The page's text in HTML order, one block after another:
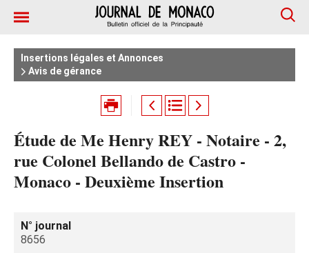
Insertions légales et Annonces
Avis de gérance
Étude de Me Henry REY - Notaire - 2,
rue Colonel Bellando de Castro -
Monaco - Deuxième Insertion
N° journal
8656